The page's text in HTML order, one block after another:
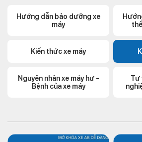
Hướng dẫn bảo dưỡng xe
máy
Kiến thức xe máy
Nguyên nhân xe máy hư -
Bệnh của xe máy
Tư